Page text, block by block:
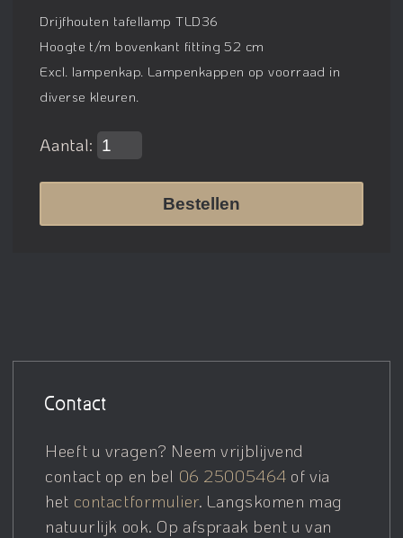
Drijfhouten tafellamp TLD36
Hoogte t/m bovenkant fitting 52 cm
Excl. lampenkap. Lampenkappen op voorraad in
diverse kleuren.
Aantal:
Bestellen
Contact
Heeft u vragen? Neem vrijblijvend
contact op en bel 06 25005464 of via
het contactformulier. Langskomen mag
natuurlijk ook. Op afspraak bent u van